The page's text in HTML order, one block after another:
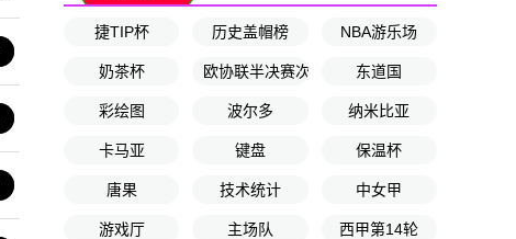
捷TIP杯 历史盖帽榜 NBA游乐场
奶茶杯 欧协联半决赛次回合 东道国
彩绘图 波尔多 纳米比亚
卡马亚 键盘 保温杯
唐果 技术统计 中女甲
游戏厅 主场队 西甲第14轮